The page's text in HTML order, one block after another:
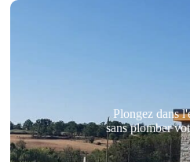
Plongez dans
sans plomber